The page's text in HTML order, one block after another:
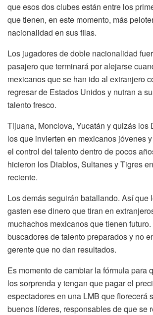
que esos dos clubes están entre los
que tienen, en este momento, más
nacionalidad en sus filas.
Los jugadores de doble nacionalidad
pasajero que terminará por alejarse
mexicanos que se han ido al extranjero
regresar de Estados Unidos y nutran a
talento fresco.
Tijuana, Monclova, Yucatán y quizás los
los que invierten en mexicanos jóvenes
el control del talento dentro de pocos
hicieron los Diablos, Sultanes y Tigres
reciente.
Los demás seguirán batallando. Así que
gasten ese dinero que tiran en
muchachos mexicanos que tienen
buscadores de talento preparados y no
gerente que no dan resultados.
Es momento de cambiar la fórmula para
los sorprenda y tengan que pagar el
espectadores en una LMB que florecerá
buenos líderes, responsables de que se